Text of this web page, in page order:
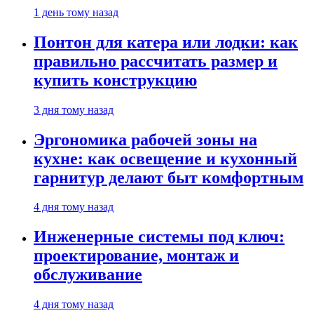
1 день тому назад
Понтон для катера или лодки: как
правильно рассчитать размер и
купить конструкцию
3 дня тому назад
Эргономика рабочей зоны на
кухне: как освещение и кухонный
гарнитур делают быт комфортным
4 дня тому назад
Инженерные системы под ключ:
проектирование, монтаж и
обслуживание
4 дня тому назад